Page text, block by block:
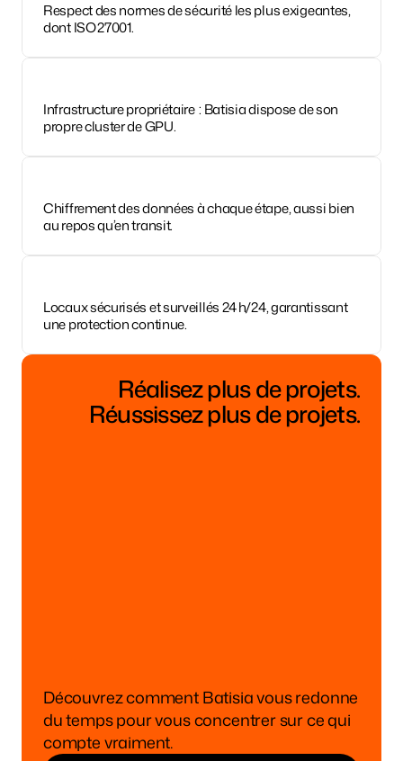
Respect des normes de sécurité les plus exigeantes,
dont ISO 27001.
Infrastructure propriétaire  : Batisia dispose de son
propre cluster de GPU.
Chiffrement des données à chaque étape, aussi bien
au repos qu’en transit.
Locaux sécurisés et surveillés 24 h/24, garantissant
une protection continue.
Réalisez plus de projets.
Réussissez plus de projets.
Découvrez comment Batisia vous redonne
du temps pour vous concentrer sur ce qui
compte vraiment.